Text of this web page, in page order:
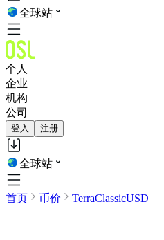
全球站
个人
企业
机构
公司
登入 注册
全球站
首页 币价 TerraClassicUSD